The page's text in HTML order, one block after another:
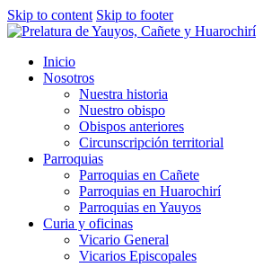
Skip to content Skip to footer
Inicio
Nosotros
Nuestra historia
Nuestro obispo
Obispos anteriores
Circunscripción territorial
Parroquias
Parroquias en Cañete
Parroquias en Huarochirí
Parroquias en Yauyos
Curia y oficinas
Vicario General
Vicarios Episcopales